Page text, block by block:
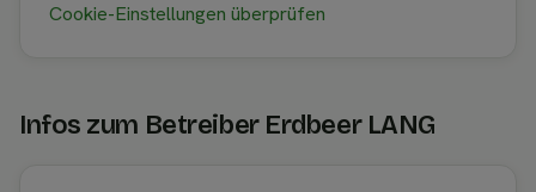
Cookie-Einstellungen überprüfen
Infos zum Betreiber Erdbeer LANG